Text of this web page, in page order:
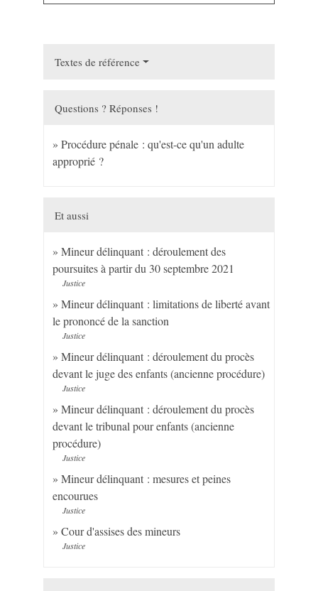
Textes de référence
Questions ? Réponses !
Procédure pénale : qu'est-ce qu'un adulte
approprié ?
Et aussi
Mineur délinquant : déroulement des
poursuites à partir du 30 septembre 2021
Justice
Mineur délinquant : limitations de liberté avant
le prononcé de la sanction
Justice
Mineur délinquant : déroulement du procès
devant le juge des enfants (ancienne procédure)
Justice
Mineur délinquant : déroulement du procès
devant le tribunal pour enfants (ancienne
procédure)
Justice
Mineur délinquant : mesures et peines
encourues
Justice
Cour d'assises des mineurs
Justice